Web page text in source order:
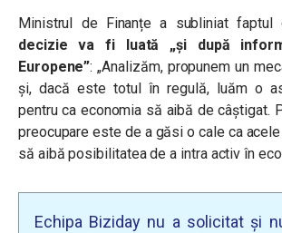
Ministrul de Finanțe a subliniat faptul
decizie va fi luată „și după
Europene”: „Analizăm, propunem un
și, dacă este totul în regulă, luăm o
pentru ca economia să aibă de câștigat.
preocupare este de a găsi o cale ca
să aibă posibilitatea de a intra activ în
Echipa Biziday nu a solicitat și